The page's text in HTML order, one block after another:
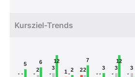
Kursziel-Trends
- - - 1 2
- - -
-
2
3
-
2
-
3 3
5 6
12
2
7
3
12